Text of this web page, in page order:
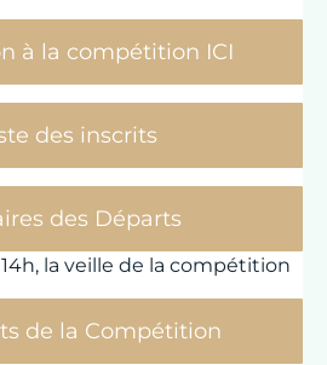
à la compétition ICI
des inscrits
des Départs
la veille de la compétition
de la Compétition